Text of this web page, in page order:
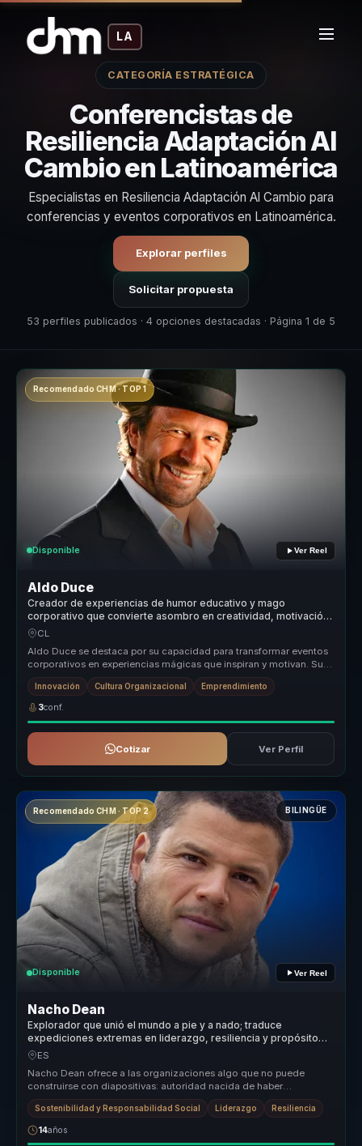
LA
CATEGORÍA ESTRATÉGICA
Conferencistas de
Resiliencia Adaptación Al
Cambio en Latinoamérica
Especialistas en Resiliencia Adaptación Al Cambio para
conferencias y eventos corporativos en Latinoamérica.
Explorar perfiles
Solicitar propuesta
53 perfiles publicados · 4 opciones destacadas · Página 1 de 5
Recomendado CHM · TOP 1
Disponible Ver Reel
Aldo Duce
Creador de experiencias de humor educativo y mago
corporativo que convierte asombro en creatividad, motivación
y recordación para líderes y equipos.
CL
Aldo Duce se destaca por su capacidad para transformar eventos
corporativos en experiencias mágicas que inspiran y motivan. Su
enfoque ún...
Innovación Cultura Organizacional Emprendimiento
3conf.
Cotizar Ver Perfil
Recomendado CHM · TOP 2 BILINGÜE
Disponible Ver Reel
Nacho Dean
Explorador que unió el mundo a pie y a nado; traduce
expediciones extremas en liderazgo, resiliencia y propósito
compartido.
ES
Nacho Dean ofrece a las organizaciones algo que no puede
construirse con diapositivas: autoridad nacida de haber
atravesado cambios reale...
Sostenibilidad y Responsabilidad Social Liderazgo Resiliencia
14años